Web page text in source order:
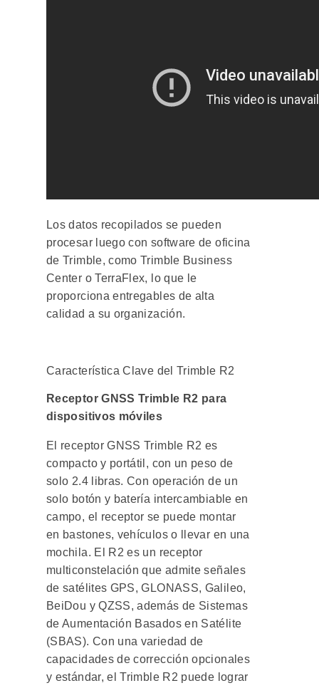
Los datos recopilados se pueden
procesar luego con software de oficina
de Trimble, como Trimble Business
Center o TerraFlex, lo que le
proporciona entregables de alta
calidad a su organización.
Característica Clave del Trimble R2
Receptor GNSS Trimble R2 para
dispositivos móviles
El receptor GNSS Trimble R2 es
compacto y portátil, con un peso de
solo 2.4 libras. Con operación de un
solo botón y batería intercambiable en
campo, el receptor se puede montar
en bastones, vehículos o llevar en una
mochila. El R2 es un receptor
multiconstelación que admite señales
de satélites GPS, GLONASS, Galileo,
BeiDou y QZSS, además de Sistemas
de Aumentación Basados en Satélite
(SBAS). Con una variedad de
capacidades de corrección opcionales
y estándar, el Trimble R2 puede lograr